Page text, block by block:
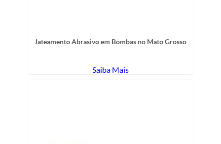
Jateamento Abrasivo em Bombas no Mato Grosso
Saiba Mais